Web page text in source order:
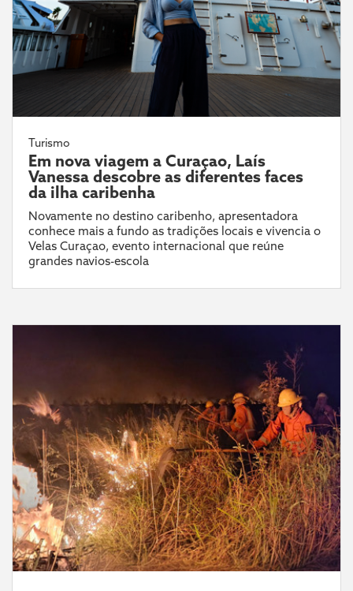
Turismo
Em nova viagem a Curaçao, Laís
Vanessa descobre as diferentes faces
da ilha caribenha
Novamente no destino caribenho, apresentadora
conhece mais a fundo as tradições locais e vivencia o
Velas Curaçao, evento internacional que reúne
grandes navios-escola